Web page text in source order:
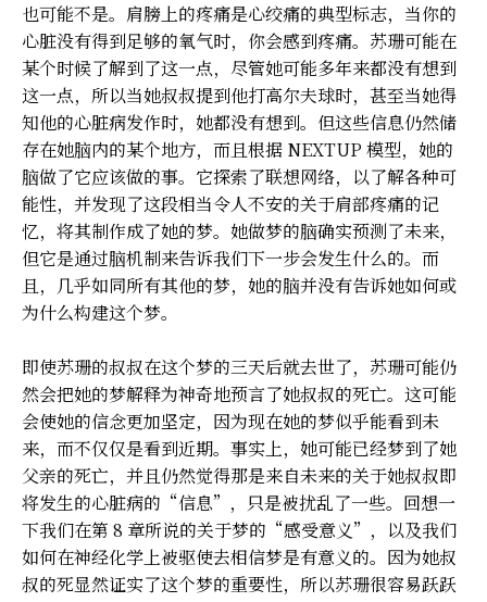
也可能不是。肩膀上的疼痛是心绞痛的典型标志，当你的
心脏没有得到足够的氧气时，你会感到疼痛。苏珊可能在
某个时候了解到了这一点，尽管她可能多年来都没有想到
这一点，所以当她叔叔提到他打高尔夫球时，甚至当她得
知他的心脏病发作时，她都没有想到。但这些信息仍然储
存在她脑内的某个地方，而且根据 NEXTUP 模型，她的
脑做了它应该做的事。它探索了联想网络，以了解各种可
能性，并发现了这段相当令人不安的关于肩部疼痛的记
忆，将其制作成了她的梦。她做梦的脑确实预测了未来，
但它是通过脑机制来告诉我们下一步会发生什么的。而
且，几乎如同所有其他的梦，她的脑并没有告诉她如何或
为什么构建这个梦。
即使苏珊的叔叔在这个梦的三天后就去世了，苏珊可能仍
然会把她的梦解释为神奇地预言了她叔叔的死亡。这可能
会使她的信念更加坚定，因为现在她的梦似乎能看到未
来，而不仅仅是看到近期。事实上，她可能已经梦到了她
父亲的死亡，并且仍然觉得那是来自未来的关于她叔叔即
将发生的心脏病的“信息”，只是被扰乱了一些。回想一
下我们在第 8 章所说的关于梦的“感受意义”，以及我们
如何在神经化学上被驱使去相信梦是有意义的。因为她叔
叔的死显然证实了这个梦的重要性，所以苏珊很容易跃跃